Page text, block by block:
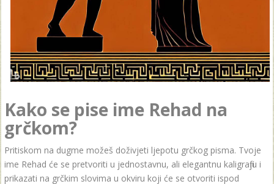
Kako se pise ime Rehad na
grčkom?
Pritiskom na dugme možeš doživjeti ljepotu grčkog pisma. Tvoje
ime Rehad će se pretvoriti u jednostavnu, ali elegantnu kaligrafiju i
prikazati na grčkim slovima u okviru koji će se otvoriti ispod